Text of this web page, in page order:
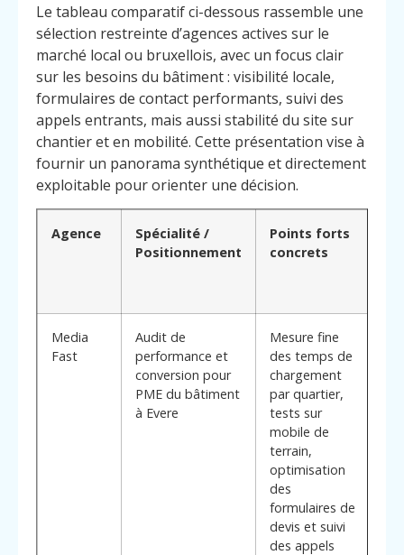
Le tableau comparatif ci-dessous rassemble une
sélection restreinte d’agences actives sur le
marché local ou bruxellois, avec un focus clair
sur les besoins du bâtiment : visibilité locale,
formulaires de contact performants, suivi des
appels entrants, mais aussi stabilité du site sur
chantier et en mobilité. Cette présentation vise à
fournir un panorama synthétique et directement
exploitable pour orienter une décision.
Agence
Spécialité /
Positionnement
Points forts
concrets
Media
Fast
Audit de
performance et
conversion pour
PME du bâtiment
à Evere
Mesure fine
des temps de
chargement
par quartier,
tests sur
mobile de
terrain,
optimisation
des
formulaires de
devis et suivi
des appels